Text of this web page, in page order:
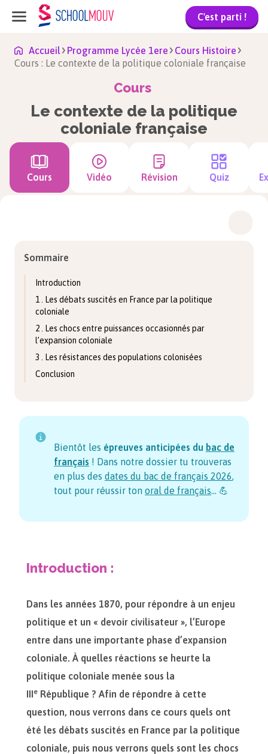
C'est parti !
Accueil Programme Lycée 1ere
Cours Histoire
Cours : Le contexte de la politique coloniale française
Cours
Le contexte de la politique
coloniale française
Cours Vidéo Révision Quiz
Sommaire
Introduction
1 . Les débats suscités en France par la politique
coloniale
2 . Les chocs entre puissances occasionnés par
l’expansion coloniale
3 . Les résistances des populations colonisées
Conclusion
Bientôt les épreuves anticipées du bac de
français ! Dans notre dossier tu trouveras
en plus des dates du bac de français 2026,
tout pour réussir ton oral de français… 💪
Introduction :
Dans les années 1870, pour répondre à un enjeu
politique et un « devoir civilisateur », l’Europe
entre dans une importante phase d’expansion
coloniale. À quelles réactions se heurte la
politique coloniale menée sous la
IIIe République ? Afin de répondre à cette
question, nous verrons dans ce cours quels ont
été les débats suscités en France par la politique
coloniale, puis nous verrons quels sont les chocs